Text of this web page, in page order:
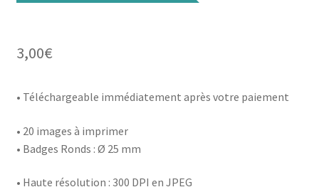
3,00€
• Téléchargeable immédiatement après votre paiement
• 20 images à imprimer
• Badges Ronds : Ø 25 mm
• Haute résolution : 300 DPI en JPEG